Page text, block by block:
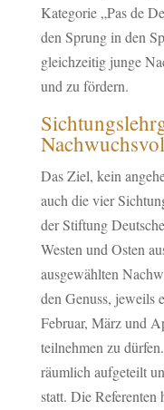
Kategorie „Pas de
den Sprung in den
gleichzeitig junge
und zu fördern.
Das Ziel, kein
auch die vier
der Stiftung
Westen und Osten
ausgewählten
den Genuss, jeweils
Februar, März und
teilnehmen zu
räumlich aufgeteilt
statt. Die Referenten